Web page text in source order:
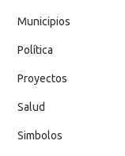
Municipios
Política
Proyectos
Salud
Simbolos